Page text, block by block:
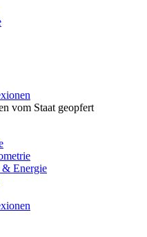
vom Staat geopfert
& Energie